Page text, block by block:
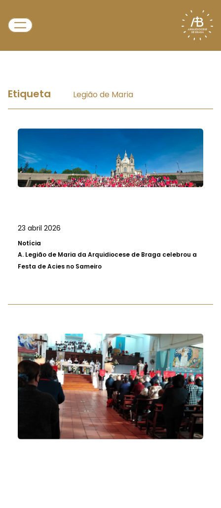
Etiqueta Legião de Maria
23 abril 2026
Notícia
A. Legião de Maria da Arquidiocese de Braga celebrou a
Festa de Acies no Sameiro